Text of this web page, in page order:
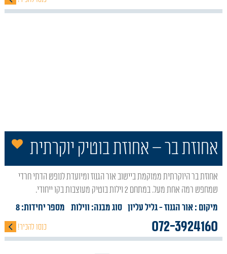
אחוזת בר – אחוזת בוטיק יוקרתית
אחוזת בר היוקרתית ממוקמת ביישוב אור הגנוז ומיועדת לנופש הדתי חרדי
שמחפש רמה אחת מעל. במתחם 2 וילות בוטיק מעוצבות בקו ייחודי.
מיקום : אור הגנוז- גליל עליון סוג מבנה: ווילות מספר יחידות: 8
072-3924160 כנסו להכיר!